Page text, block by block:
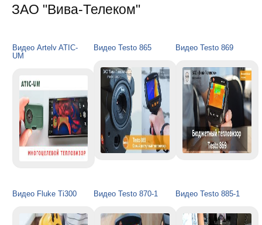
ЗАО "Вива-Телеком"
Видео Artelv ATIC-
UM
Видео Testo 865 Видео Testo 869
Видео Fluke Ti300 Видео Testo 870-1 Видео Testo 885-1